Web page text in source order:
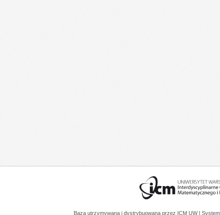
Baza utrzymywana i dystrybuowana przez ICM UW |